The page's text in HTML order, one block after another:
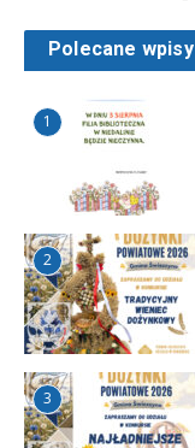
Polecane wpisy
1
2
3